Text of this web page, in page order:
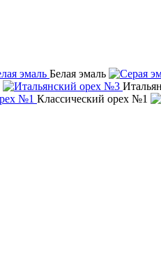
Белая эмаль
Классический орех №1